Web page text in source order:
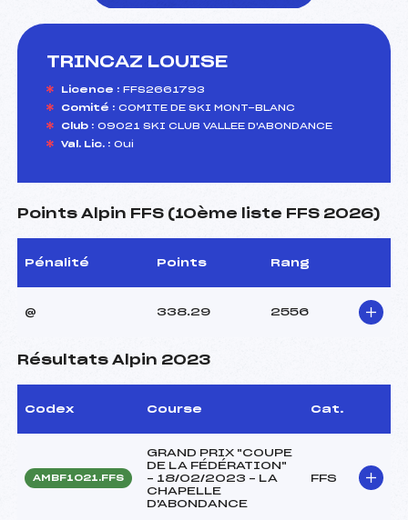
TRINCAZ LOUISE
Licence : FFS2661793
Comité : COMITE DE SKI MONT-BLANC
Club : 09021 SKI CLUB VALLEE D'ABONDANCE
Val. Lic. : Oui
Points Alpin FFS (10ème liste FFS 2026)
Pénalité Points Rang
@ 338.29 2556
Résultats Alpin 2023
Codex Course Cat.
AMBF1021.FFS
GRAND PRIX "COUPE
DE LA FÉDÉRATION"
– 18/02/2023 – LA
CHAPELLE
D'ABONDANCE
FFS